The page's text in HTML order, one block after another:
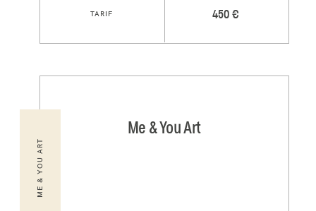
Me & You Art
ME & YOU ART
450 €
TARIF